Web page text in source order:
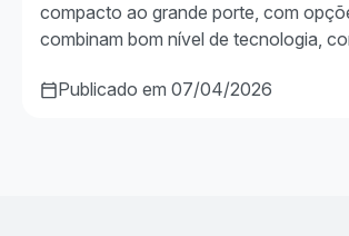
compacto ao grande porte, com
combinam bom nível de tecnologia,
Publicado em 07/04/2026